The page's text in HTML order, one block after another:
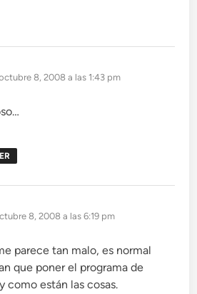
8, 2008 a las 1:43 pm
8, 2008 a las 6:19 pm
parece tan malo, es normal
que poner el programa de
como están las cosas.